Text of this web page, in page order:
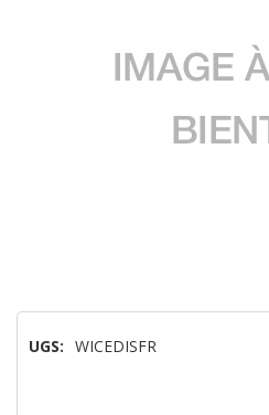
UGS: WICEDISFR